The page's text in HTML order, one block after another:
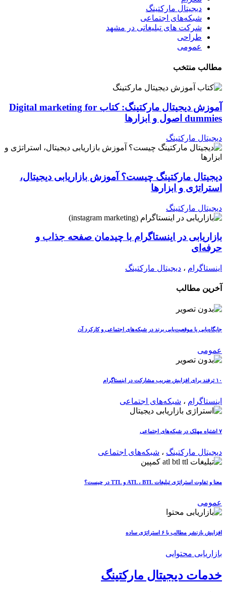
دیجیتال مارکتینگ
شبکه‌های اجتماعی
شرکت های تبلیغاتی در مشهد
طراحی
عمومی
مطالب منتخب
آموزش دیجیتال مارکتینگ: کتاب Digital marketing for
dummies اصول و ابزارها
دیجیتال مارکتینگ
دیجیتال مارکتینگ چیست؟ آموزش بازاریابی دیجیتال،
استراتژی و ابزارها
دیجیتال مارکتینگ
بازاریابی در اینستاگرام با چیدمان صفحه جذاب و
حرفه‌ای
اینستاگرام ، دیجیتال مارکتینگ
آخرین مطالب
جایگاه‌یابی یا موقعیت‌یابی برند در شبکه‌های اجتماعی و کارکرد آن
عمومی
۱۰ ترفند برای افزایش ضریب مشارکت در اینستاگرام
اینستاگرام ، شبکه‌های اجتماعی
۷ اشتباه مهلک در شبکه‌های اجتماعی
دیجیتال مارکتینگ ، شبکه‌های اجتماعی
معنا و تفاوت استراتژی تبلیغات ATL ، BTL و TTL در چیست؟
عمومی
افزایش بازنشر مطالب با ۶ استراتژی ساده
بازاریابی محتوایی
خدمات دیجیتال مارکتینگ